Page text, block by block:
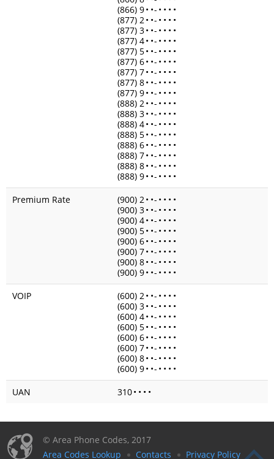
(866) 9• •- • • • •
(877) 2• •- • • • •
(877) 3• •- • • • •
(877) 4• •- • • • •
(877) 5• •- • • • •
(877) 6• •- • • • •
(877) 7• •- • • • •
(877) 8• •- • • • •
(877) 9• •- • • • •
(888) 2• •- • • • •
(888) 3• •- • • • •
(888) 4• •- • • • •
(888) 5• •- • • • •
(888) 6• •- • • • •
(888) 7• •- • • • •
(888) 8• •- • • • •
(888) 9• •- • • • •
Premium Rate
(900) 2• •- • • • •
(900) 3• •- • • • •
(900) 4• •- • • • •
(900) 5• •- • • • •
(900) 6• •- • • • •
(900) 7• •- • • • •
(900) 8• •- • • • •
(900) 9• •- • • • •
VOIP
(600) 2• •- • • • •
(600) 3• •- • • • •
(600) 4• •- • • • •
(600) 5• •- • • • •
(600) 6• •- • • • •
(600) 7• •- • • • •
(600) 8• •- • • • •
(600) 9• •- • • • •
UAN
310• • • •
© Area Phone Codes, 2017
Area Codes Lookup
Contacts Privacy Policy